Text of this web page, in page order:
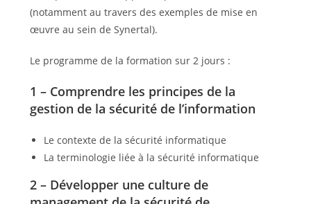
(notamment au travers des exemples de mise en
œuvre au sein de Synertal).
Le programme de la formation sur 2 jours :
1 – Comprendre les principes de la
gestion de la sécurité de l’information
Le contexte de la sécurité informatique
La terminologie liée à la sécurité informatique
2 – Développer une culture de